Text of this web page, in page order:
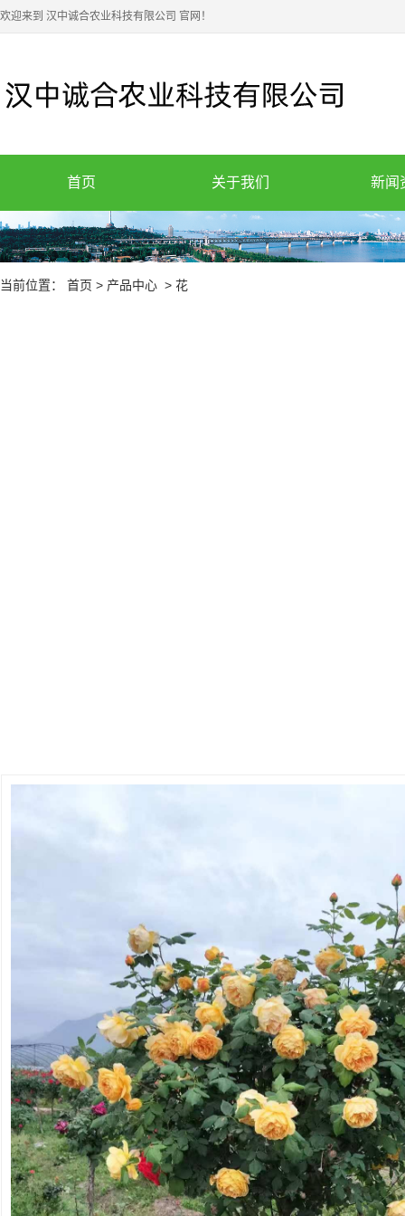
欢迎来到 汉中诚合农业科技有限公司 官网！
首页 关于我们 新闻
当前位置： 首页 > 产品中心 > 花